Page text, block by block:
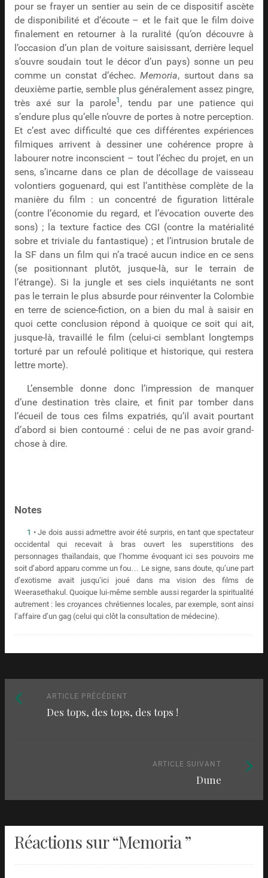
pour se frayer un sentier au sein de ce dispositif ascète
de disponibilité et d’écoute – et le fait que le film doive
finalement en retourner à la ruralité (qu’on découvre à
l’occasion d’un plan de voiture saisissant, derrière lequel
s’ouvre soudain tout le décor d’un pays) sonne un peu
comme un constat d’échec.Memoria, surtout dans sa
deuxième partie, semble plus généralement assez pingre,
très axé sur la parole1 , tendu par une patience qui
s’endure plus qu’elle n’ouvre de portes à notre perception.
Et c’est avec difficulté que ces différentes expériences
filmiques arrivent à dessiner une cohérence propre à
labourer notre inconscient – tout l’échec du projet, en un
sens, s’incarne dans ce plan de décollage de vaisseau
volontiers goguenard, qui est l’antithèse complète de la
manière du film : un concentré de figuration littérale
(contre l’économie du regard, et l’évocation ouverte des
sons) ; la texture factice des CGI (contre la matérialité
sobre et triviale du fantastique) ; et l’intrusion brutale de
la SF dans un film qui n’a tracé aucun indice en ce sens
(se positionnant plutôt, jusque-là, sur le terrain de
l’étrange). Si la jungle et ses ciels inquiétants ne sont
pas le terrain le plus absurde pour réinventer la Colombie
en terre de science-fiction, on a bien du mal à saisir en
quoi cette conclusion répond à quoique ce soit qui ait,
jusque-là, travaillé le film (celui-ci semblant longtemps
torturé par un refoulé politique et historique, qui restera
lettre morte).
L’ensemble donne donc l’impression de manquer
d’une destination très claire, et finit par tomber dans
l’écueil de tous ces films expatriés, qu’il avait pourtant
d’abord si bien contourné : celui de ne pas avoir grand-
chose à dire.
Notes
1 • Je dois aussi admettre avoir été surpris, en tant que spectateur
occidental qui recevait à bras ouvert les superstitions des
personnages thaïlandais, que l’homme évoquant ici ses pouvoirs me
soit d’abord apparu comme un fou… Le signe, sans doute, qu’une part
d’exotisme avait jusqu’ici joué dans ma vision des films de
Weerasethakul. Quoique lui-même semble aussi regarder la spiritualité
autrement : les croyances chrétiennes locales, par exemple, sont ainsi
l’affaire d’un gag (celui qui clôt la consultation de médecine).
Naviguez
parmi
ARTICLE PRÉCÉDENT
précédent
Des tops, des tops, des tops !
ARTICLE SUIVANT
Dune
Article
Réactions sur “Memoria ”